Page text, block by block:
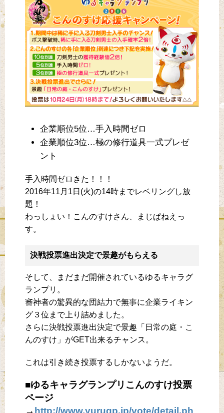
企業順位5位…手入時間ゼロ
企業順位3位…極の修行道具一式プレゼ
ント
手入時間ゼロきた！！！
2016年11月1日(火)の14時までレベリングし放
題！
わっしょい！こんのすけさん、まじぱねえっ
す。
決戦投票進出決定で景趣がもらえる
そして、まだまだ開催されているゆるキャラグ
ランプリ。
審神者の驚異的な団結力で無事に企業ライキン
グ３位まで上り詰めました。
さらに決戦投票進出決定で景趣「日常の庭・こ
んのすけ」がGET出来るチャンス。
これは引き続き投票するしかないようだ。
■ゆるキャラグランプリこんのすけ投票
ページ